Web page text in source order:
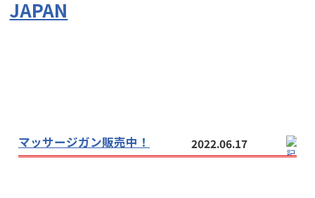
マッサージガン販売中！ 2022.06.17